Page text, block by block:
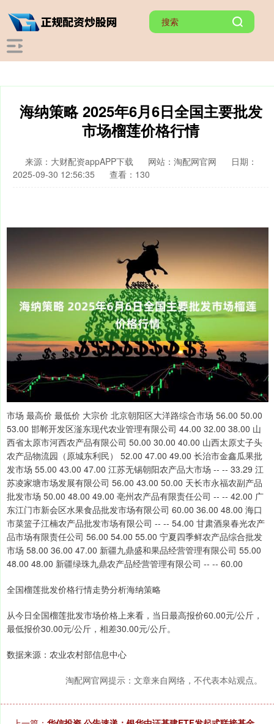
海纳策略 2025年6月6日全国主要批发
市场榴莲价格行情
来源：大财配资appAPP下载 网站：淘配网官网
日期：
2025-09-30 12:56:35
查看：130
市场 最高价 最低价 大宗价 北京朝阳区大洋路综合市场 56.00 50.00
53.00 邯郸开发区滏东现代农业管理有限公司 44.00 32.00 38.00 山
西省太原市河西农产品有限公司 50.00 30.00 40.00 山西太原丈子头
农产品物流园（原城东利民） 52.00 47.00 49.00 长治市金鑫瓜果批
发市场 55.00 43.00 47.00 江苏无锡朝阳农产品大市场 -- -- 33.29 江
苏凌家塘市场发展有限公司 56.00 43.00 50.00 天长市永福农副产品
批发市场 50.00 48.00 49.00 亳州农产品有限责任公司 -- -- 42.00 广
东江门市新会区水果食品批发市场有限公司 60.00 36.00 48.00 海口
市菜篮子江楠农产品批发市场有限公司 -- -- 54.00 甘肃酒泉春光农产
品市场有限责任公司 56.00 54.00 55.00 宁夏四季鲜农产品综合批发
市场 58.00 36.00 47.00 新疆九鼎盛和果品经营管理有限公司 55.00
48.00 48.00 新疆绿珠九鼎农产品经营管理有限公司 -- -- 60.00
全国榴莲批发价格行情走势分析海纳策略
从今日全国榴莲批发市场价格上来看，当日最高报价60.00元/公斤，
最低报价30.00元/公斤，相差30.00元/公斤。
数据来源：农业农村部信息中心
淘配网官网提示：文章来自网络，不代表本站观点。